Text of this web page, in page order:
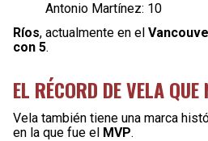
Antonio Martínez: 10
Ríos, actualmente en el
con 5.
EL RÉCORD DE VELA
Vela también tiene una marca
en la que fue el MVP.